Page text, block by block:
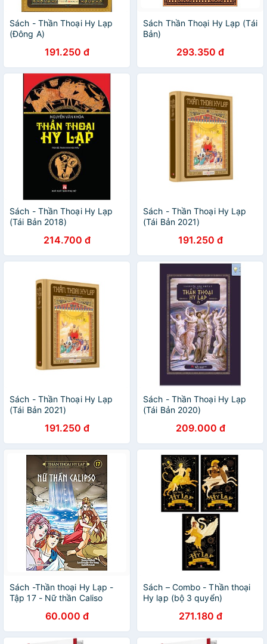
Sách - Thần Thoại Hy Lạp
(Đông A)
191.250 đ
Sách Thần Thoại Hy Lạp (Tái
Bản)
293.350 đ
Sách - Thần Thoại Hy Lạp
(Tái Bản 2018)
214.700 đ
Sách - Thần Thoại Hy Lạp
(Tái Bản 2021)
191.250 đ
Sách - Thần Thoại Hy Lạp
(Tái Bản 2021)
191.250 đ
Sách - Thần Thoại Hy Lạp
(Tái Bản 2020)
209.000 đ
Sách -Thần thoại Hy Lạp -
Tập 17 - Nữ thần Caliso
60.000 đ
Sách – Combo - Thần thoại
Hy lạp (bộ 3 quyển)
271.180 đ